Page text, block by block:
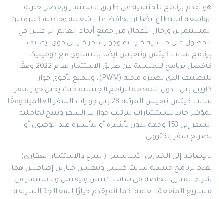
هو أقدم برنامج للجنسية عن طريق الاستثمار وبفضل خبرته
الواسعة استطاع أيضًا أن يحافظ على شعبية وجاذبية كبيرة بين
المستثمرين ورجال الأعمال من جميع أنحاء العالم الراغبين في
الحصول على جنسية كاريبية وجواز سفر كاريبي قوي. يصنف
برنامج سانت كيتس ونيفيس أيضًا بالتساوي مع دومينيكا
كأفضل برنامج للجنسية عن طريق الاستثمار لعام 2022 وفقًا
للتصنيف الذي تصدره مجلة (PWM)، وتتمتع بأقوى جواز
كاريبي بين الدول المقدمة لبرامج الجنسية حيث يحتل جواز سفر
سانت كيتس نيفيس المرتبة 28 بين جوازات السفر العالمية وفقًا
لمؤشر جايد للاستشارات لترتيب جوازات السفر ويتيح لحامليه
السفر إلى 153 وجهة بدون تأشيرة أو بتأشيرة عند الوصول أو
تصريح سفر إلكتروني.
بالإضافة إلى الخيارين الأساسيين (التبرع والاستثمار العقاري)
يقدم برنامج جنسية سانت كيتس ونيفيس خيارين إضافيين هما
شراء المنازل الخاصة في سانت كيتس ونيفيس والاستثمار في
مشاريع المنفعة العامة. كما أنه يقدم خيارًا للمعالجة السريعة